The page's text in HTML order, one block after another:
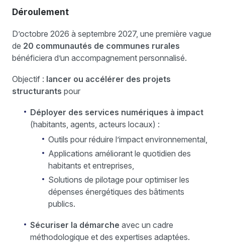
Déroulement
D’octobre 2026 à septembre 2027, une première vague
de 20 communautés de communes rurales
bénéficiera d’un accompagnement personnalisé.
Objectif : lancer ou accélérer des projets
structurants pour
Déployer des services numériques à impact
(habitants, agents, acteurs locaux) :
Outils pour réduire l’impact environnemental,
Applications améliorant le quotidien des
habitants et entreprises,
Solutions de pilotage pour optimiser les
dépenses énergétiques des bâtiments
publics.
Sécuriser la démarche avec un cadre
méthodologique et des expertises adaptées.